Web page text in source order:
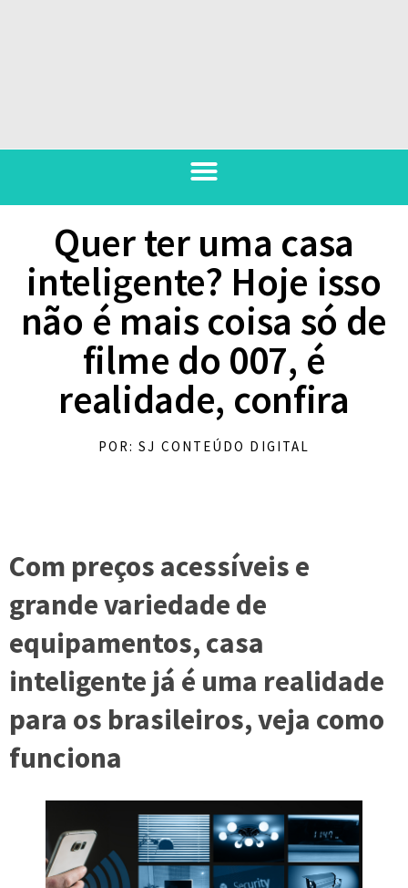
Quer ter uma casa
inteligente? Hoje isso
não é mais coisa só de
filme do 007, é
realidade, confira
POR: SJ CONTEÚDO DIGITAL
Com preços acessíveis e
grande variedade de
equipamentos, casa
inteligente já é uma realidade
para os brasileiros, veja como
funciona